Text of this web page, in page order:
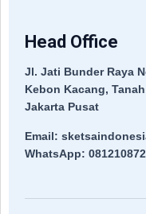
Head Office
Jl. Jati Bunder Raya
Kebon Kacang,
Jakarta Pusat
Email:
WhatsApp: